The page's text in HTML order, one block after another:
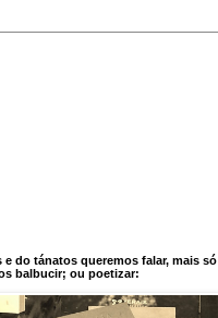
e do tánatos queremos falar, mais só
balbucir; ou poetizar: